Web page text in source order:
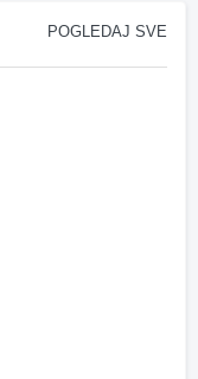
POGLEDAJ SVE